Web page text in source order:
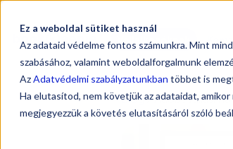
Ez a weboldal sütiket használ
Az adataid védelme fontos számunkra. Mint
szabásához, valamint weboldalforgalmunk
AzAdatvédelmi szabályzatunkban többet is
Ha elutasítod, nem követjük az adataidat,
megjegyezzük a követés elutasításáról szóló
Vállalkozóknak
Blog / Adóbevallási